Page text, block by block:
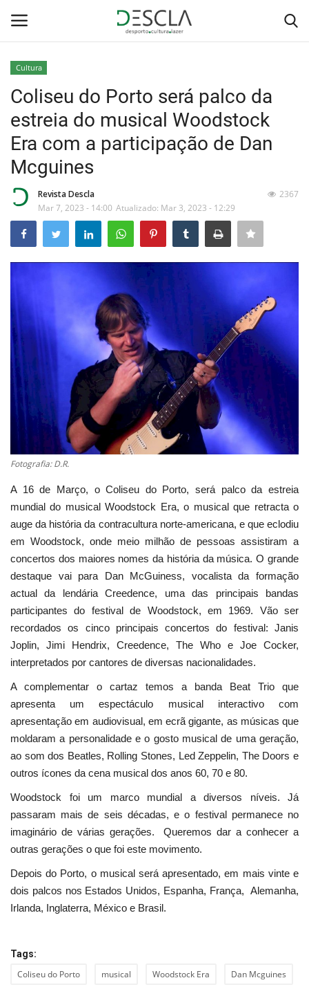
Home
...by Descla
Desporto
Contactos
Sobre Nós
Educação
Estatuto Editorial
Ficha técnica
Cultura
Ambiente
Cultura
Coliseu do Porto será palco da
estreia do musical Woodstock
Era com a participação de Dan
Mcguines
Revista Descla
Mar 7, 2023 - 14:00 Atualizado: Mar 3, 2023 - 12:29
2367
Fotografia: D.R.
A 16 de Março, o Coliseu do Porto, será palco da estreia
mundial do musical Woodstock Era, o musical que retracta o
auge da história da contracultura norte-americana, e que eclodiu
em Woodstock, onde meio milhão de pessoas assistiram a
concertos dos maiores nomes da história da música. O grande
destaque vai para Dan McGuiness, vocalista da formação
actual da lendária Creedence, uma das principais bandas
participantes do festival de Woodstock, em 1969. Vão ser
recordados os cinco principais concertos do festival: Janis
Joplin, Jimi Hendrix, Creedence, The Who e Joe Cocker,
interpretados por cantores de diversas nacionalidades.
A complementar o cartaz temos a banda Beat Trio que
apresenta um espectáculo musical interactivo com
apresentação em audiovisual, em ecrã gigante, as músicas que
moldaram a personalidade e o gosto musical de uma geração,
ao som dos Beatles, Rolling Stones, Led Zeppelin, The Doors e
outros ícones da cena musical dos anos 60, 70 e 80.
Woodstock foi um marco mundial a diversos níveis. Já
passaram mais de seis décadas, e o festival permanece no
imaginário de várias gerações. Queremos dar a conhecer a
outras gerações o que foi este movimento.
Depois do Porto, o musical será apresentado, em mais vinte e
dois palcos nos Estados Unidos, Espanha, França, Alemanha,
Irlanda, Inglaterra, México e Brasil.
Tags:
Coliseu do Porto musical Woodstock Era Dan Mcguines